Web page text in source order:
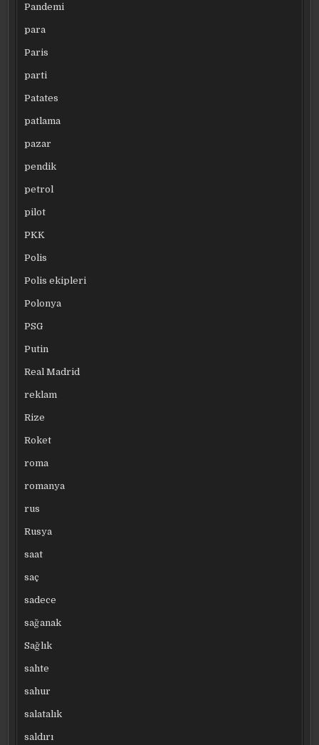
Pandemi
para
Paris
parti
Patates
patlama
pazar
pendik
petrol
pilot
PKK
Polis
Polis ekipleri
Polonya
PSG
Putin
Real Madrid
reklam
Rize
Roket
roma
romanya
rus
Rusya
saat
saç
sadece
sağanak
Sağlık
sahte
sahur
salatalık
saldırı